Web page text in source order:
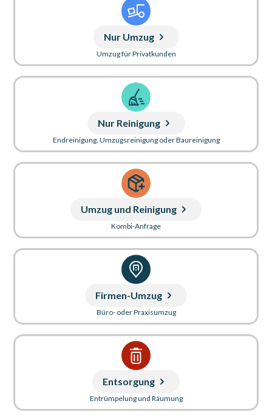
Nur Umzug
Umzug für Privatkunden
Nur Reinigung
Endreinigung, Umzugsreinigung oder Baureinigung
Umzug und Reinigung
Kombi-Anfrage
Firmen-Umzug
Büro- oder Praxisumzug
Entsorgung
Entrümpelung und Räumung